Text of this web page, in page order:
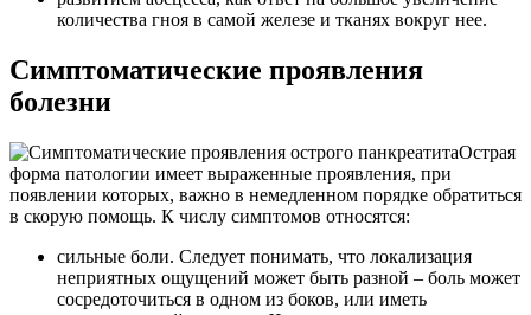
количества гноя в самой железе и тканях вокруг нее.
Симптоматические проявления
болезни
Острая
форма патологии имеет выраженные проявления, при
появлении которых, важно в немедленном порядке обратиться
в скорую помощь. К числу симптомов относятся:
сильные боли. Следует понимать, что локализация
неприятных ощущений может быть разной – боль может
сосредоточиться в одном из боков, или иметь